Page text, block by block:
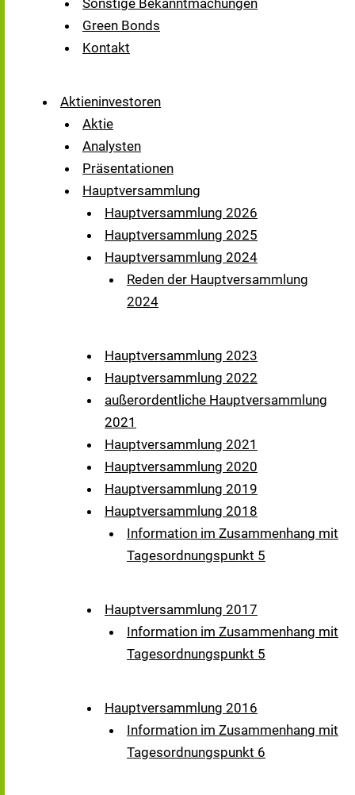
Sonstige Bekanntmachungen
Green Bonds
Kontakt
Aktieninvestoren
Aktie
Analysten
Präsentationen
Hauptversammlung
Hauptversammlung 2026
Hauptversammlung 2025
Hauptversammlung 2024
Reden der Hauptversammlung
2024
Hauptversammlung 2023
Hauptversammlung 2022
außerordentliche Hauptversammlung
2021
Hauptversammlung 2021
Hauptversammlung 2020
Hauptversammlung 2019
Hauptversammlung 2018
Information im Zusammenhang mit
Tagesordnungspunkt 5
Hauptversammlung 2017
Information im Zusammenhang mit
Tagesordnungspunkt 5
Hauptversammlung 2016
Information im Zusammenhang mit
Tagesordnungspunkt 6